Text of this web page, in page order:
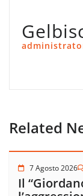
Related
7 Agosto 2026
Il